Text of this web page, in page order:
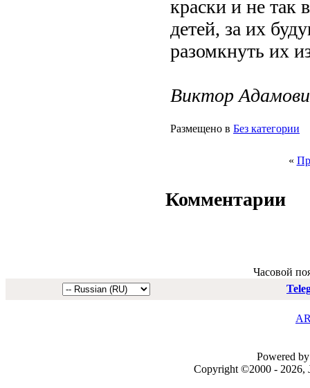
краски и не так
детей, за их
разомкнуть их
Виктор
Размещено в Без категории
«
Комментарии
Часовой
Powered
Copyright ©2000 - 2026,